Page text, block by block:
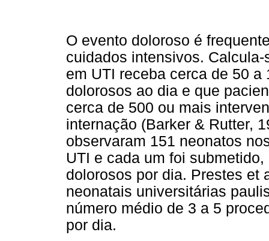
O evento doloroso é
cuidados intensivos.
em UTI receba cerca de 50
dolorosos ao dia e que
cerca de 500 ou mais
internação (Barker & Rutter,
observaram 151 neonatos
UTI e cada um foi
dolorosos por dia. Prestes et
neonatais universitárias
número médio de 3 a 5
por dia.